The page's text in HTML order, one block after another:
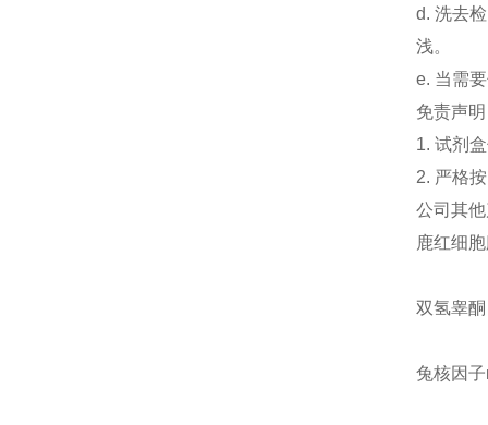
d. 洗去
浅。
e. 当需
免责声
1. 试剂
2. 严格
公司其
鹿红细
双氢睾
兔核因